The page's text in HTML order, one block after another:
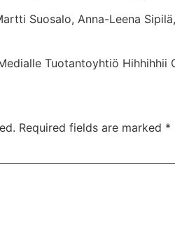
Suosalo, Anna-Leena
Tuotantoyhtiö
Required fields are marked *